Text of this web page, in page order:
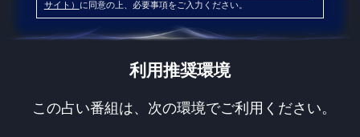
サイト） に同意の上、必要事項をご入力ください。
利用推奨環境
この占い番組は、次の環境でご利用ください。